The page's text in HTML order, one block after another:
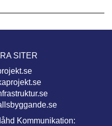
SITER
Kommunikation: